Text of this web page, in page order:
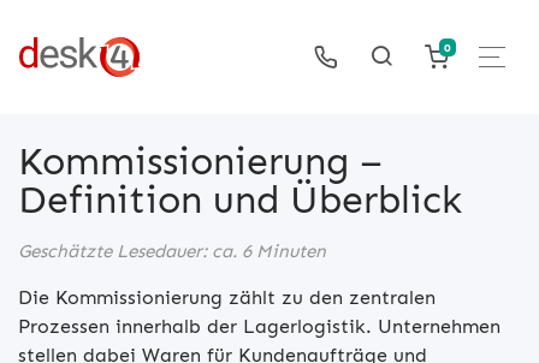
0
Kommissionierung –
Definition und Überblick
Geschätzte Lesedauer: ca. 6 Minuten
Die Kommissionierung zählt zu den zentralen
Prozessen innerhalb der Lagerlogistik. Unternehmen
stellen dabei Waren für Kundenaufträge und